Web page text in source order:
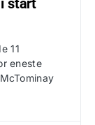
start
11
eneste